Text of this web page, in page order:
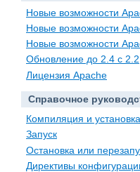
Новые возможности
Новые возможности
Новые возможности
Обновление до 2.4 с 2.2
Лицензия Apache
Справочное
Компиляция и установка
Запуск
Остановка или
Директивы